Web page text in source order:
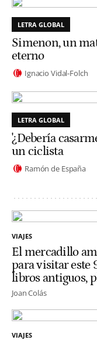
LETRA GLOBAL
Simenon, un
eterno
Ignacio Vidal-Folch
LETRA GLOBAL
'¿Debería
un ciclista
Ramón de España
VIAJES
El mercadillo
para visitar este
libros antiguos,
Joan Colás
VIAJES